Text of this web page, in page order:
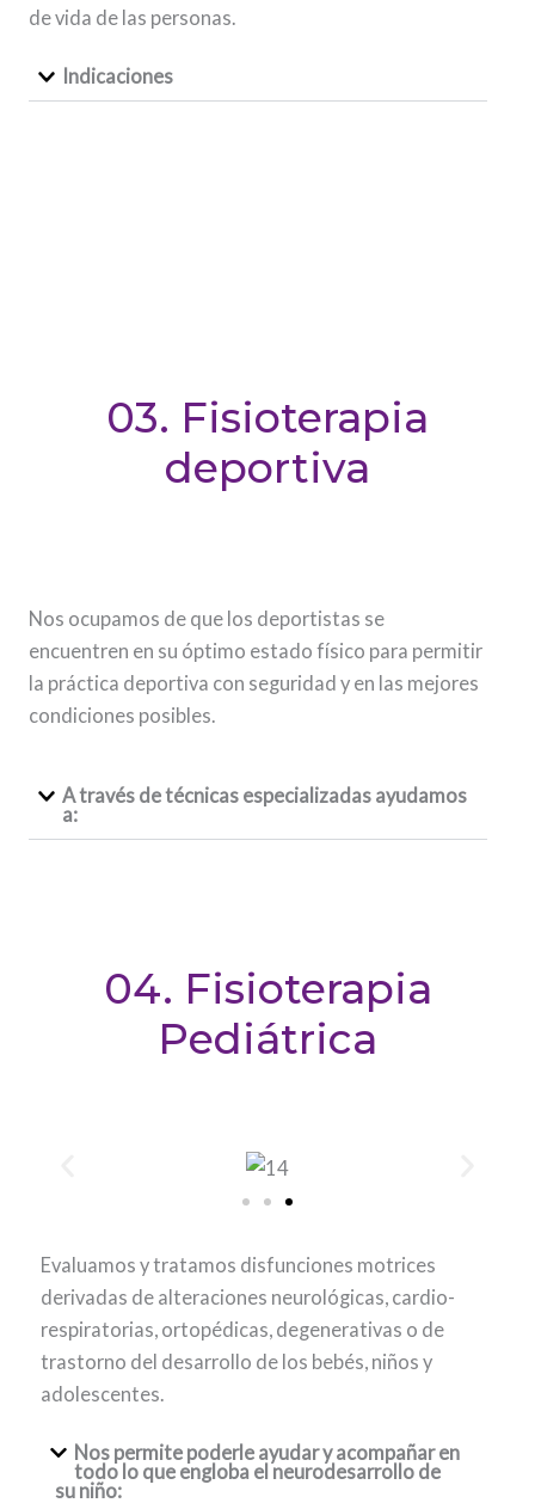
de vida de las personas.
Indicaciones
03. Fisioterapia
deportiva
Nos ocupamos de que los deportistas se
encuentren en su óptimo estado físico para permitir
la práctica deportiva con seguridad y en las mejores
condiciones posibles.
A través de técnicas especializadas ayudamos
a:
04. Fisioterapia
Pediátrica
Evaluamos y tratamos disfunciones motrices
derivadas de alteraciones neurológicas, cardio-
respiratorias, ortopédicas, degenerativas o de
trastorno del desarrollo de los bebés, niños y
adolescentes.
Nos permite poderle ayudar y acompañar en
todo lo que engloba el neurodesarrollo de
su niño: